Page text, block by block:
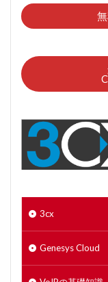
3cx
Genesys Cloud